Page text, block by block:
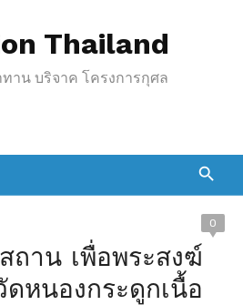
Thailand
าน บริจาค โครงการกุศล
0
ถาน เพื่อพระสงฆ์
ดหนองกระดูกเนื้อ